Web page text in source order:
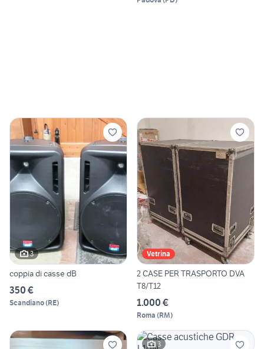
3
coppia di casse dB
350 €
Scandiano(RE)
Vetrina
2 CASE PER TRASPORTO DVA
T8/T12
1.000 €
Roma (RM)
3